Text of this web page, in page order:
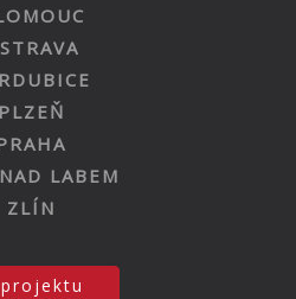
PLZEŇ
LABEM
ZLÍN